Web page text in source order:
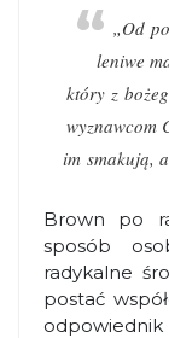
„Od
leniwe
który z
wyznawcom
im smakują,
Brown po
sposób
radykalne
postać